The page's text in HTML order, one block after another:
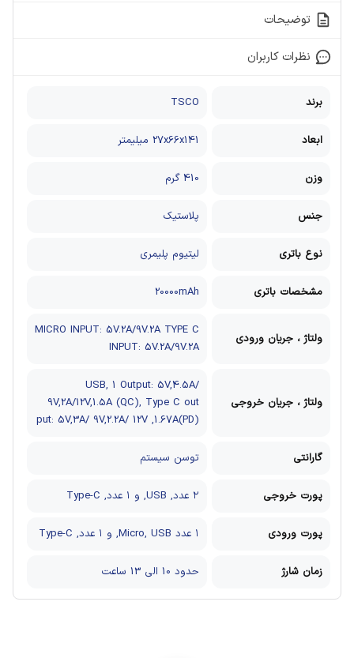
توضیحات
نظرات کاربران
برند TSCO
ابعاد 27x66x141 میلیمتر
وزن 410 گرم
جنس پلاستیک
نوع باتری لیتیوم پلیمری
مشخصات باتری 20000mAh
ولتاژ ، جریان ورودی
MICRO INPUT: 5V.2A/9V.2A TYPE C
INPUT: 5V.2A/9V.2A
ولتاژ ، جریان خروجی
USB, 1 Output: 5V,4.5A/
9V,2A/12V,1.5A (QC), Type C out
put: 5V,3A/ 9V,2.2A/ 12V ,1.67A(PD)
گارانتی توسن سیستم
پورت خروجی ۲ عدد, USB, و ۱ عدد, Type-C
پورت ورودی ۱ عدد Micro, USB, و ۱ عدد, Type-C
زمان شارژ حدود 10 الی 13 ساعت